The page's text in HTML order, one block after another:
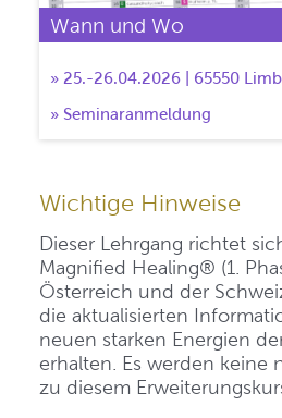
Wann und Wo
» 25.-26.04.2026 | 65550
» Seminaranmeldung
Wichtige Hinweise
Dieser Lehrgang richtet
Magnified Healing® (1.
Österreich und der
die aktualisierten
neuen starken Energien
erhalten. Es werden keine
zu diesem